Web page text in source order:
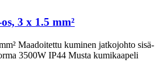
3 x 1.5 mm²
Maadoitettu kuminen jatkojohto sisä-
3500W IP44 Musta kumikaapeli